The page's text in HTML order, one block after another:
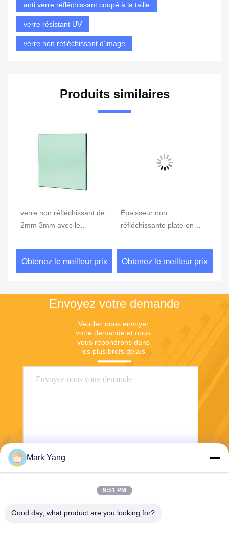
anti verre réfléchissant coupé à la taille
verre résistant UV
verre non réfléchissant d'image
Produits similaires
verre non réfléchissant de
2mm 3mm avec le
surface de film
multicouche d'optique
Obtenez le meilleur prix
Épaisseur non
réfléchissante plate en
visualisation électronique
Obtenez le meilleur prix
Envoyez votre demande
Veuillez nous envoyer
votre demande et nous
vous répondrons dans
les plus brefs délais.
Envoyer
Mark Yang
9:51 PM
Good day, what product are you looking for?